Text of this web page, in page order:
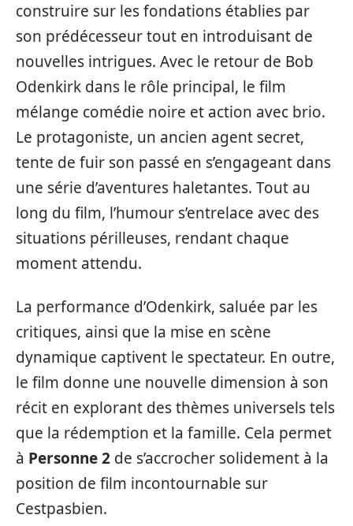
construire sur les fondations établies par
son prédécesseur tout en introduisant de
nouvelles intrigues. Avec le retour de Bob
Odenkirk dans le rôle principal, le film
mélange comédie noire et action avec brio.
Le protagoniste, un ancien agent secret,
tente de fuir son passé en s’engageant dans
une série d’aventures haletantes. Tout au
long du film, l’humour s’entrelace avec des
situations périlleuses, rendant chaque
moment attendu.
La performance d’Odenkirk, saluée par les
critiques, ainsi que la mise en scène
dynamique captivent le spectateur. En outre,
le film donne une nouvelle dimension à son
récit en explorant des thèmes universels tels
que la rédemption et la famille. Cela permet
à Personne 2 de s’accrocher solidement à la
position de film incontournable sur
Cestpasbien.